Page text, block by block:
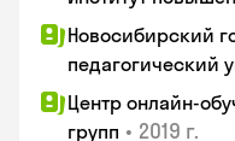
Новосибирский
педагогический
Центр онлайн-
групп • 2019 г.